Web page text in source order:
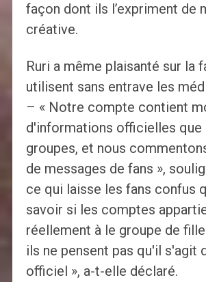
façon dont ils l’expriment de
créative.
Ruri a même plaisanté sur la
utilisent sans entrave les
– « Notre compte contient
d'informations officielles que
groupes, et nous
de messages de fans »,
ce qui laisse les fans confus
savoir si les comptes
réellement à le groupe de
ils ne pensent pas qu'il s'agit
officiel », a-t-elle déclaré.